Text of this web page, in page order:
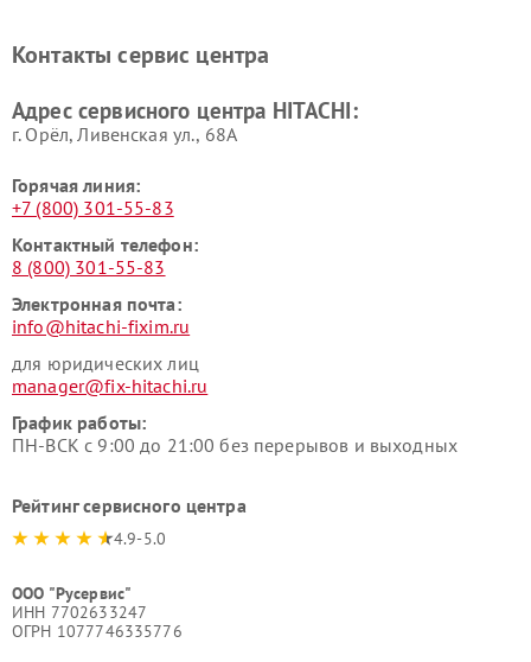
данных HITACHI
HITACHI
HITACHI
HITACHI
Контакты сервис центра
Адрес сервисного центра HITACHI:
г. Орёл, Ливенская ул., 68А
Горячая линия:
+7 (800) 301-55-83
Контактный телефон:
8 (800) 301-55-83
Электронная почта:
info@hitachi-fixim.ru
для юридических лиц
manager@fix-hitachi.ru
График работы:
ПН-ВСК с 9:00 до 21:00 без перерывов и выходных
Рейтинг сервисного центра
4.9-5.0
ООО "Русервис"
ИНН 7702633247
ОГРН 1077746335776